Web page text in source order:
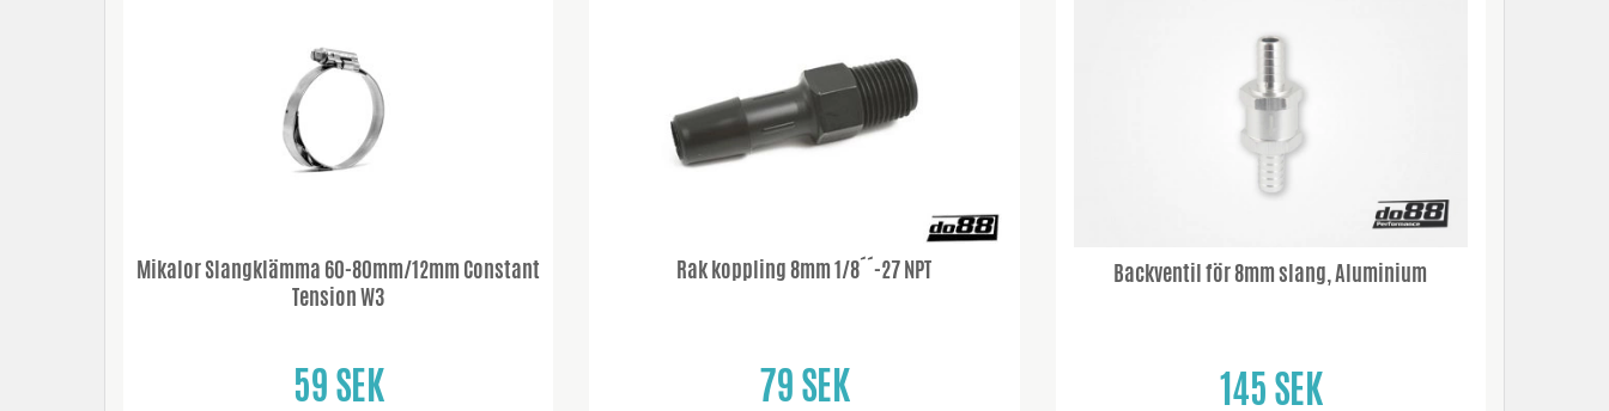
Mikalor Slangklämma 60-80mm/12mm Constant
Tension W3
59 SEK
Rak koppling 8mm 1/8´´-27 NPT
79 SEK
Backventil för 8mm slang, Aluminium
145 SEK